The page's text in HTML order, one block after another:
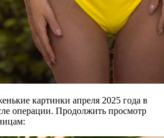
картинки апреля 2025 года в
операции. Продолжить просмотр